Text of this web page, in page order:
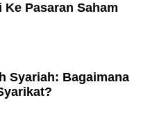
Pasaran Saham
Syariah: Bagaimana